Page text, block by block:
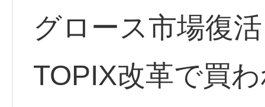
グロース市場復
TOPIX改革で買